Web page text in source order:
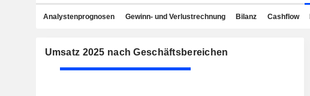
Analystenprognosen Gewinn- und Verlustrechnung Bilanz Cashflow
Umsatz 2025 nach Geschäftsbereichen